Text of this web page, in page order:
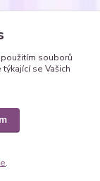
souborů
se Vašich
.